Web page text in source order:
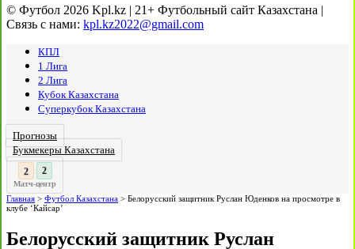
© Футбол 2026 Kpl.kz | 21+ Футбольный сайт Казахстана |
Связь с нами: kpl.kz2022@gmail.com
КПЛ
1 Лига
2 Лига
Кубок Казахстана
Суперкубок Казахстана
Прогнозы
Букмекеры Казахстана
3 : 2
Матч-центр
Главная > Футбол Казахстана > Белорусский защитник Руслан Юденков на просмотре в
клубе ‘Кайсар’
Белорусский защитник Руслан